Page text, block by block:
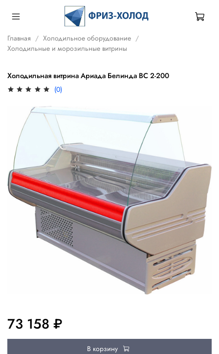
Главная
Холодильное оборудование
Холодильные и морозильные витрины
Холодильная витрина Ариада Белинда ВС 2-200
(0)
73 158 ₽
В корзину